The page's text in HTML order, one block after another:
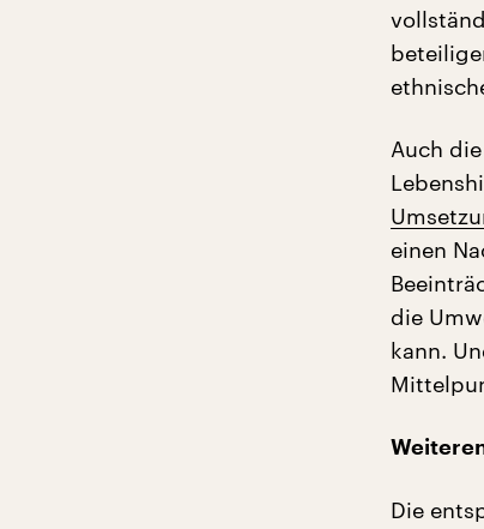
Auch
einen
die
kann.
Die